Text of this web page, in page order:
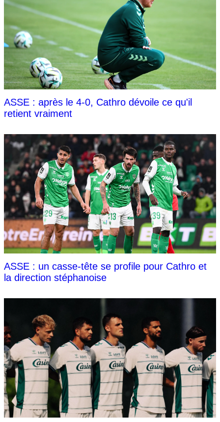
ASSE : après le 4-0, Cathro dévoile ce qu'il
retient vraiment
ASSE : un casse-tête se profile pour Cathro et
la direction stéphanoise